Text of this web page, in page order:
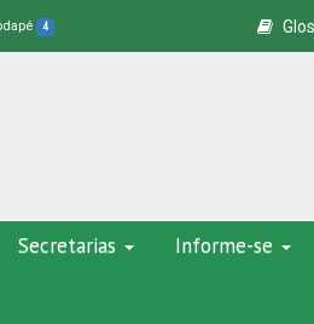
4
Secretarias Informe-se